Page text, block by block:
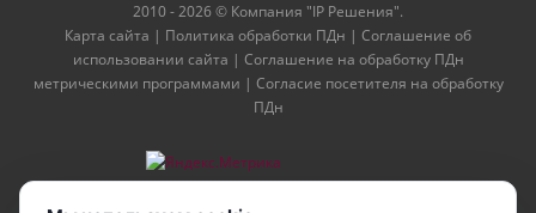
2010 - 2026 © Компания "IP Решения".
Карта сайта | Политика обработки ПДн | Соглашение об
использовании сайта | Соглашение на обработку ПДн
метрическими программами | Согласие посетителя на обработку
ПДн